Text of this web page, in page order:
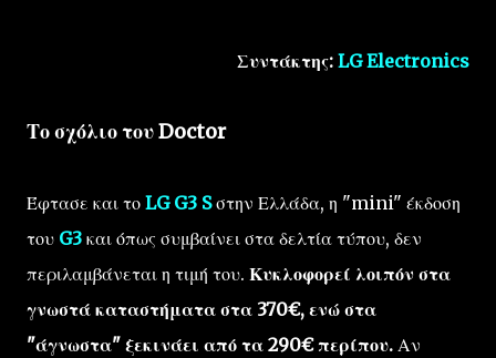
Συντάκτης: LG Electronics
Το σχόλιο του Doctor
Έφτασε και το LG G3 Sστην Ελλάδα, η "mini" έκδοση
του G3 και όπως συμβαίνει στα δελτία τύπου, δεν
περιλαμβάνεται η τιμή του. Κυκλοφορεί λοιπόν στα
γνωστά καταστήματα στα 370€, ενώ στα
"άγνωστα" ξεκινάει από τα 290€ περίπου. Αν